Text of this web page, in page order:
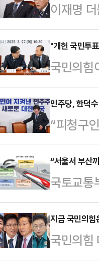
이재명
에 제동
힘 권성
린 것으
나온다.
라"는 파
에서 순
러난 또
"개헌 국민투
국민의힘
화를 퍼
이 대표
위험한
알리기
'개헌 찬
있는 만
는 목소
민주당, 한덕
“피청구
국가적
선고문의
날까? 국
더불어민
에서 몰
대한민국
를 하는
“서울서 부산
국토교통
상 추진
2027년
철도기술
지금 국민의
국민의힘
이다. 조